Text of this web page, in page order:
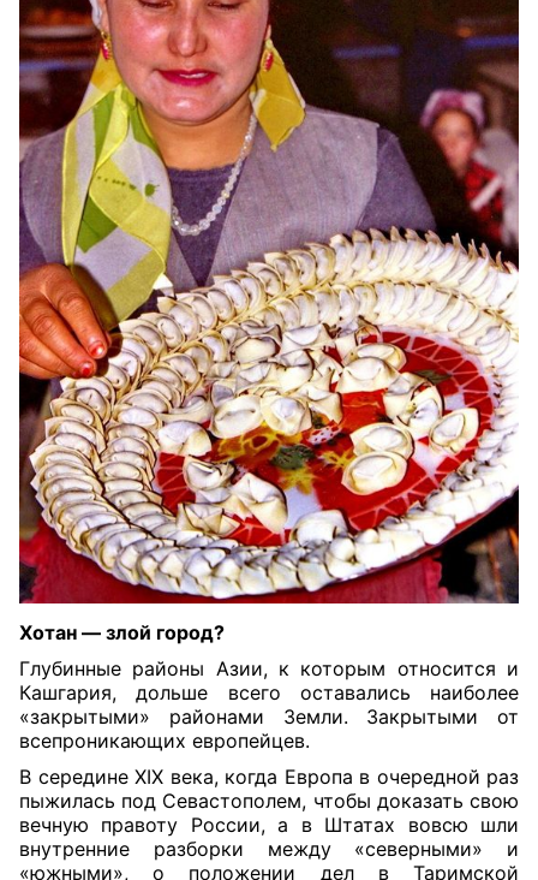
Хотан — злой город?
Глубинные районы Азии, к которым относится и
Кашгария, дольше всего оставались наиболее
«закрытыми» районами Земли. Закрытыми от
всепроникающих европейцев.
В середине XIX века, когда Европа в очередной раз
пыжилась под Севастополем, чтобы доказать свою
вечную правоту России, а в Штатах вовсю шли
внутренние разборки между «северными» и
«южными», о положении дел в Таримской